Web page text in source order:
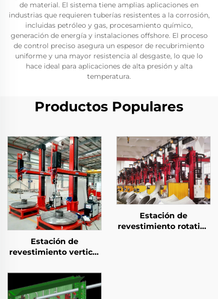
de material. El sistema tiene amplias aplicaciones en
industrias que requieren tuberías resistentes a la corrosión,
incluidas petróleo y gas, procesamiento químico,
generación de energía y instalaciones offshore. El proceso
de control preciso asegura un espesor de recubrimiento
uniforme y una mayor resistencia al desgaste, lo que lo
hace ideal para aplicaciones de alta presión y alta
temperatura.
Productos Populares
Estación de
revestimiento vertical
Estación de
revestimiento rotativo